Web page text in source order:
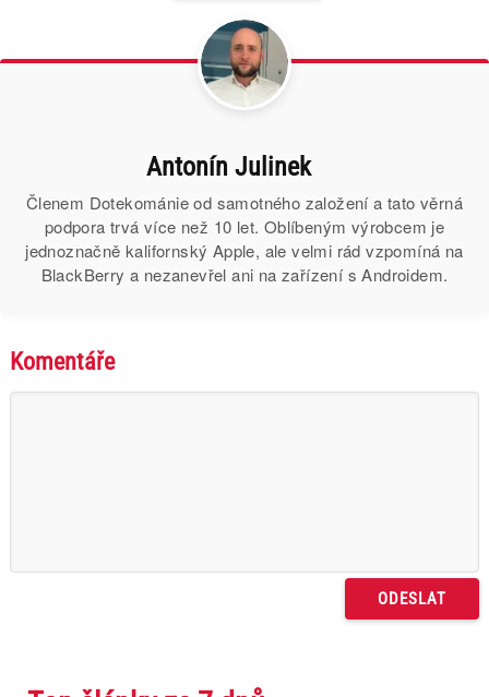
Antonín Julinek
Členem Dotekománie od samotného založení a tato věrná
podpora trvá více než 10 let. Oblíbeným výrobcem je
jednoznačně kalifornský Apple, ale velmi rád vzpomíná na
BlackBerry a nezanevřel ani na zařízení s Androidem.
Komentáře